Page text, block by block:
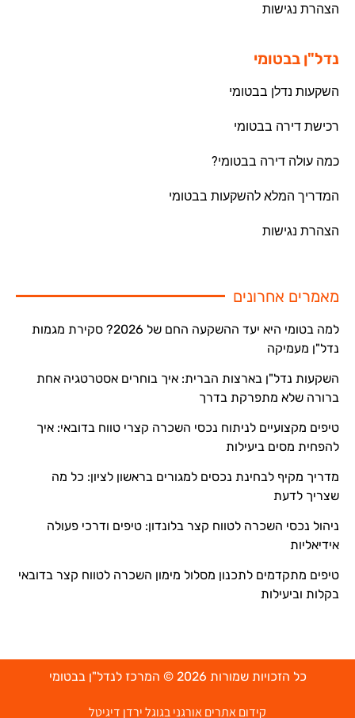
הצהרת נגישות
נדל"ן בבטומי
השקעות נדלן בבטומי
רכישת דירה בבטומי
כמה עולה דירה בבטומי?
המדריך המלא להשקעות בבטומי
הצהרת נגישות
מאמרים אחרונים
למה בטומי היא יעד ההשקעה החם של 2026? סקירת מגמות
נדל"ן מעמיקה
השקעות נדל"ן בארצות הברית: איך בוחרים אסטרטגיה אחת
ברורה שלא מתפרקת בדרך
טיפים מקצועיים לניתוח נכסי השכרה קצרי טווח בדובאי: איך
להפחית מסים ביעילות
מדריך מקיף לבחינת נכסים למגורים בראשון לציון: כל מה
שצריך לדעת
ניהול נכסי השכרה לטווח קצר בלונדון: טיפים ודרכי פעולה
אידיאליות
טיפים מתקדמים לתכנון מסלול מימון השכרה לטווח קצר בדובאי
בקלות וביעילות
כל הזכויות שמורות 2026 © המרכז לנדל"ן בבטומי
קידום אתרים אורגני בגוגל ירדן דיגיטל